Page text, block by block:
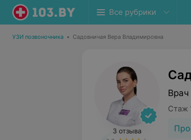
Все рубрики
УЗИ позвоночника • Садовничая Вера Владимировна
3 отзыва
Стаж